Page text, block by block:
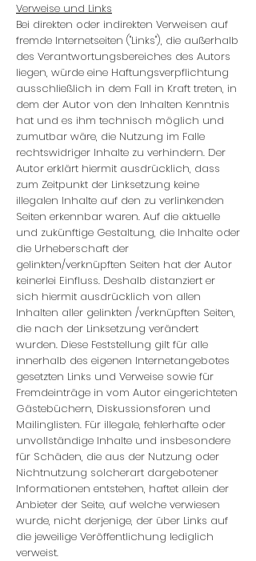
Verweise und Links
Bei direkten oder indirekten Verweisen auf
fremde Internetseiten ("Links"), die außerhalb
des Verantwortungsbereiches des Autors
liegen, würde eine Haftungsverpflichtung
ausschließlich in dem Fall in Kraft treten, in
dem der Autor von den Inhalten Kenntnis
hat und es ihm technisch möglich und
zumutbar wäre, die Nutzung im Falle
rechtswidriger Inhalte zu verhindern. Der
Autor erklärt hiermit ausdrücklich, dass
zum Zeitpunkt der Linksetzung keine
illegalen Inhalte auf den zu verlinkenden
Seiten erkennbar waren. Auf die aktuelle
und zukünftige Gestaltung, die Inhalte oder
die Urheberschaft der
gelinkten/verknüpften Seiten hat der Autor
keinerlei Einfluss. Deshalb distanziert er
sich hiermit ausdrücklich von allen
Inhalten aller gelinkten /verknüpften Seiten,
die nach der Linksetzung verändert
wurden. Diese Feststellung gilt für alle
innerhalb des eigenen Internetangebotes
gesetzten Links und Verweise sowie für
Fremdeinträge in vom Autor eingerichteten
Gästebüchern, Diskussionsforen und
Mailinglisten. Für illegale, fehlerhafte oder
unvollständige Inhalte und insbesondere
für Schäden, die aus der Nutzung oder
Nichtnutzung solcherart dargebotener
Informationen entstehen, haftet allein der
Anbieter der Seite, auf welche verwiesen
wurde, nicht derjenige, der über Links auf
die jeweilige Veröffentlichung lediglich
verweist.